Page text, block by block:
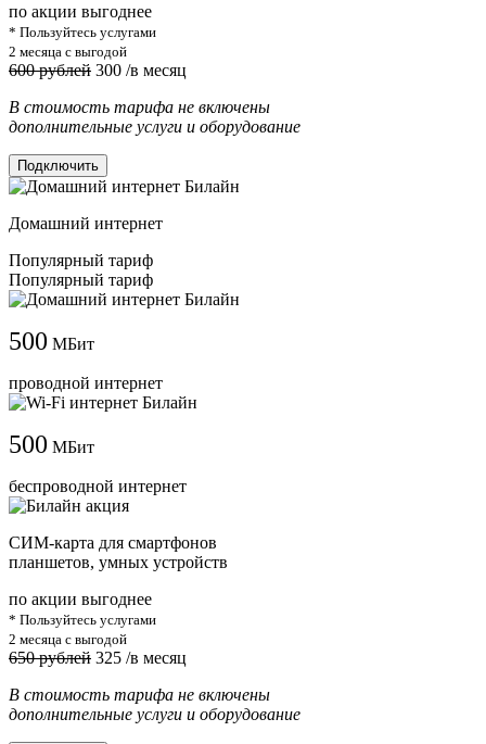
по акции выгоднее
* Пользуйтесь услугами
2 месяца с выгодой
600 рублей 300 /в месяц
В стоимость тарифа не включены
дополнительные услуги и оборудование
Подключить
Домашний интернет
Популярный тариф
Популярный тариф
500 МБит
проводной интернет
500 МБит
беспроводной интернет
СИМ-карта для смартфонов
планшетов, умных устройств
по акции выгоднее
* Пользуйтесь услугами
2 месяца с выгодой
650 рублей 325 /в месяц
В стоимость тарифа не включены
дополнительные услуги и оборудование